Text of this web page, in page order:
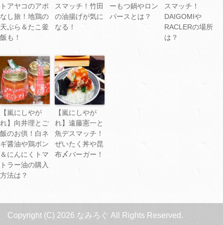
トアヤコのアポ
なし旅！地鶏の
天ぷら＆たこ釜
飯も！
スマッチ！竹田
の油揚げが気に
なる！
ーもつ鍋やロン
パースとは？
スマッチ！
DAIGOMIや
RACLERの場所
は？
【嵐にしやが
れ】向井理とご
飯のお供！白ネ
ギ醤油や鶏ポン
＆にんにくトマ
トラー油の購入
方法は？
【嵐にしやが
れ】遠藤憲一と
魚デスマッチ！
ぜいたく丼や昆
布〆バーガー！
Copyright (C) 2026 なみろぐ All Rights Reserved.